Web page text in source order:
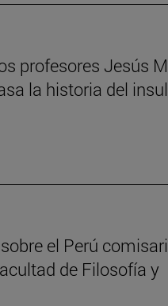
profesores Jesús
la historia del
el Perú
de Filosofía y